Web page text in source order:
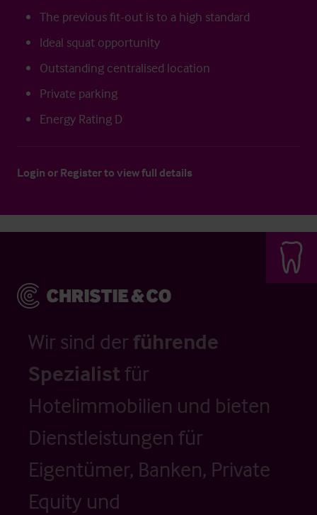
The previous fit-out is to a high standard
Ideal squat opportunity
Outstanding centralised location
Private parking
Energy Rating D
Login or Registerto view full details
Wir sind der führende
Spezialistfür
Hotelimmobilien und bieten
Dienstleistungen für
Eigentümer, Banken, Private
Equity und